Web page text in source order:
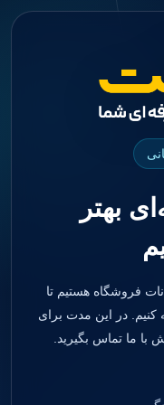
بهتر
فروشگاه هستیم تا
کنیم. در این مدت برای
ما تماس بگیرید.